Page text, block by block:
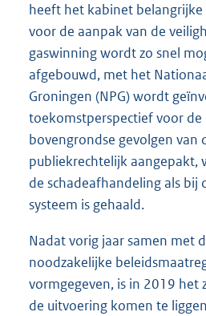
heeft het kabinet
voor de aanpak van de
gaswinning wordt zo snel
afgebouwd, met het
Groningen (NPG) wordt
toekomstperspectief voor de
bovengrondse gevolgen van
publiekrechtelijk aangepakt,
de schadeafhandeling als bij
systeem is gehaald.
Nadat vorig jaar samen met
noodzakelijke
vormgegeven, is in 2019 het
de uitvoering komen te